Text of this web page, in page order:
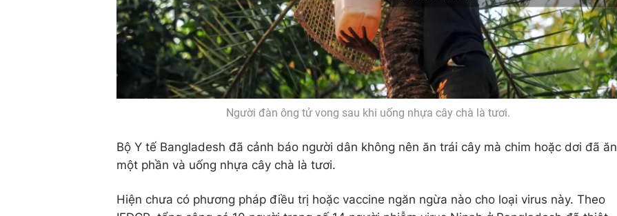
Người đàn ông tử vong sau khi uống nhựa cây chà là tươi.
Bộ Y tế Bangladesh đã cảnh báo người dân không nên ăn trái cây mà chim hoặc dơi đã ăn
một phần và uống nhựa cây chà là tươi.
Hiện chưa có phương pháp điều trị hoặc vaccine ngăn ngừa nào cho loại virus này. Theo